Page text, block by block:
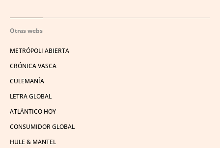
Otras webs
METRÓPOLI ABIERTA
CRÓNICA VASCA
CULEMANÍA
LETRA GLOBAL
ATLÁNTICO HOY
CONSUMIDOR GLOBAL
HULE & MANTEL